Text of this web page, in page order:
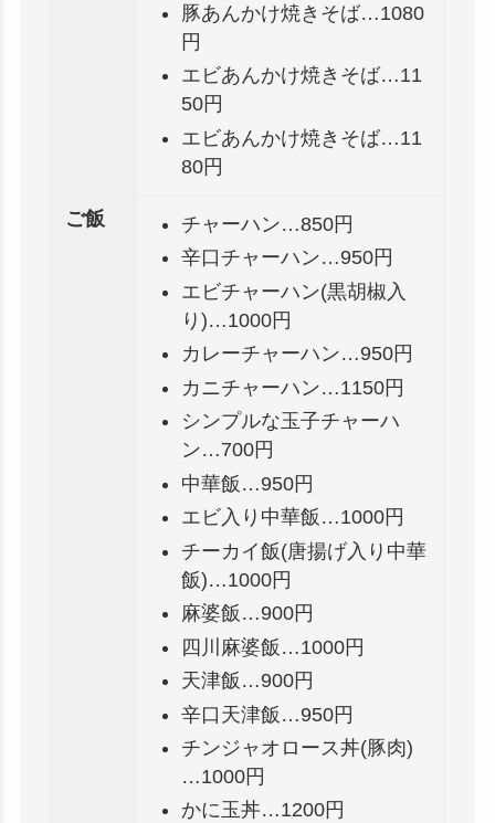
豚あんかけ焼きそば…1080
円
エビあんかけ焼きそば…11
50円
エビあんかけ焼きそば…11
80円
ご飯
チャーハン…850円
辛口チャーハン…950円
エビチャーハン(黒胡椒入
り)…1000円
カレーチャーハン…950円
カニチャーハン…1150円
シンプルな玉子チャーハ
ン…700円
中華飯…950円
エビ入り中華飯…1000円
チーカイ飯(唐揚げ入り中華
飯)…1000円
麻婆飯…900円
四川麻婆飯…1000円
天津飯…900円
辛口天津飯…950円
チンジャオロース丼(豚肉)
…1000円
かに玉丼…1200円